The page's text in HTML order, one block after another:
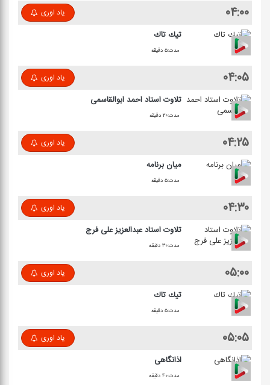
۰۴:۰۰ یاد اوری
تیك تاك
مدت:۵ دقیقه
۰۴:۰۵ یاد اوری
تلاوت استاد احمد ابوالقاسمی
مدت:۲۰ دقیقه
۰۴:۲۵ یاد اوری
میان برنامه
مدت:۵ دقیقه
۰۴:۳۰ یاد اوری
تلاوت استاد عبدالعزیز علی فرج
مدت:۳۰ دقیقه
۰۵:۰۰ یاد اوری
تیك تاك
مدت:۵ دقیقه
۰۵:۰۵ یاد اوری
اذانگاهی
مدت:۴۰ دقیقه